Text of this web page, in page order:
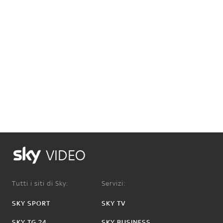
VIDEO
Tutti i siti di Sky:
SKY SPORT
Servizi:
SKY TV